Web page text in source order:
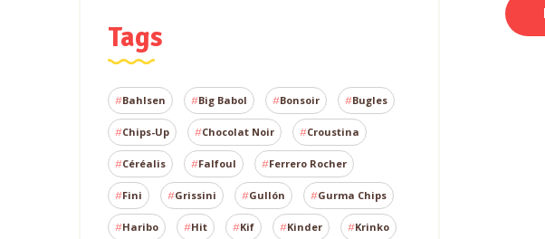
Tags
Bahlsen Big Babol Bonsoir Bugles
Chips-Up Chocolat Noir Croustina
Céréalis Falfoul Ferrero Rocher
Fini Grissini Gullón Gurma Chips
Haribo Hit Kif Kinder Krinko